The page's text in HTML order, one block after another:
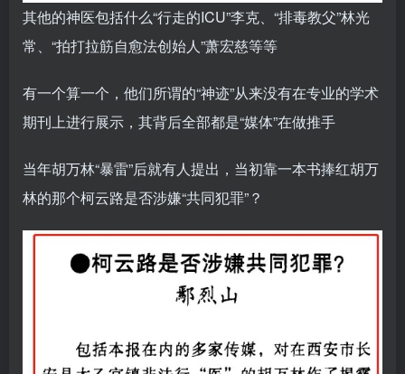
其他的神医包括什么“行走的ICU”李克、“排毒教父”林光
常、“拍打拉筋自愈法创始人”萧宏慈等等
有一个算一个，他们所谓的“神迹”从来没有在专业的学术
期刊上进行展示，其背后全部都是“媒体”在做推手
当年胡万林“暴雷”后就有人提出，当初靠一本书捧红胡万
林的那个柯云路是否涉嫌“共同犯罪”？